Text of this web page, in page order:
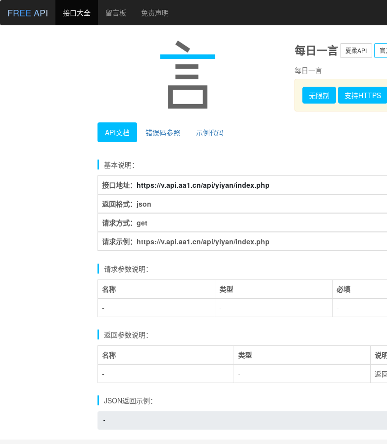
FREE API 接口大全 留言板 免责声明
每日一言 夏柔API
每日一言
无限制 支持HTTPS
API文档 错误码参照 示例代码
基本说明：
接口地址： https://v.api.aa1.cn/api/yiyan/index.php
返回格式：json
请求方式：get
请求示例：https://v.api.aa1.cn/api/yiyan/index.php
请求参数说明：
名称 类型 必填
-
- -
返回参数说明：
名称 类型
说
-
- 返
JSON返回示例：
-